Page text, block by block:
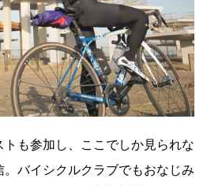
も参加し、ここでしか見られな
バイシクルクラブでもおなじみ